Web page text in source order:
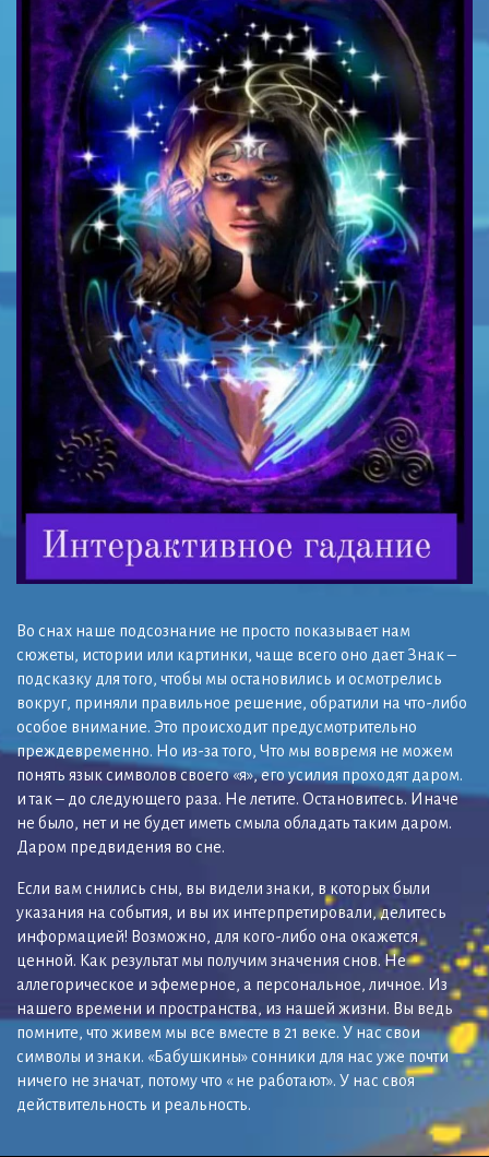
Во снах наше подсознание не просто показывает нам
сюжеты, истории или картинки, чаще всего оно дает Знак –
подсказку для того, чтобы мы остановились и осмотрелись
вокруг, приняли правильное решение, обратили на что-либо
особое внимание. Это происходит предусмотрительно
преждевременно. Но из-за того, Что мы вовремя не можем
понять язык символов своего «я», его усилия проходят даром.
и так – до следующего раза. Не летите. Остановитесь. Иначе
не было, нет и не будет иметь смыла обладать таким даром.
Даром предвидения во сне.
Если вам снились сны, вы видели знаки, в которых были
указания на события, и вы их интерпретировали, делитесь
информацией! Возможно, для кого-либо она окажется
ценной. Как результат мы получим значения снов. Не
аллегорическое и эфемерное, а персональное, личное. Из
нашего времени и пространства, из нашей жизни. Вы ведь
помните, что живем мы все вместе в 21 веке. У нас свои
символы и знаки. «Бабушкины» сонники для нас уже почти
ничего не значат, потому что « не работают». У нас своя
действительность и реальность.